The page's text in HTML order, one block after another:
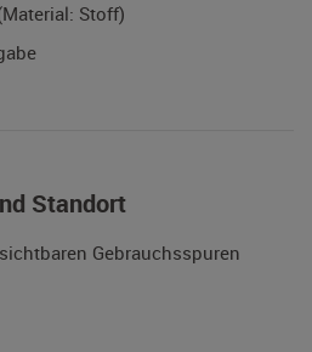
Stoff)
Standort
Gebrauchsspuren